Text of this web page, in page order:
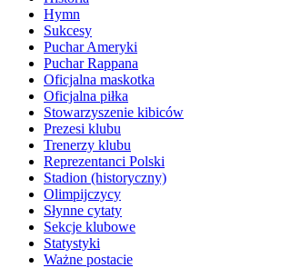
Hymn
Sukcesy
Puchar Ameryki
Puchar Rappana
Oficjalna maskotka
Oficjalna piłka
Stowarzyszenie kibiców
Prezesi klubu
Trenerzy klubu
Reprezentanci Polski
Stadion (historyczny)
Olimpijczycy
Słynne cytaty
Sekcje klubowe
Statystyki
Ważne postacie